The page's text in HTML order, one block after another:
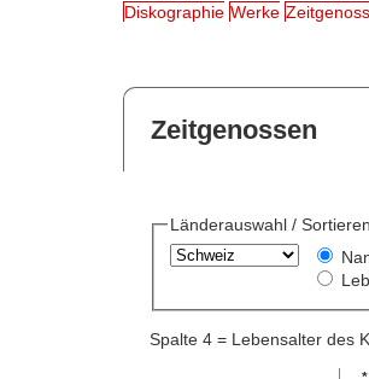
Diskographie Werke
Zeitgenossen
Länderauswahl / Sortieren
Spalte 4 = Lebensalter des